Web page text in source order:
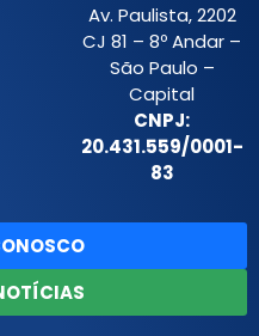
Av. Paulista, 2202
CJ 81 – 8º Andar –
São Paulo –
Capital
CNPJ:
20.431.559/0001-
83